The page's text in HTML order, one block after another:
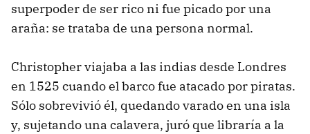
superpoder de ser rico ni fue picado por una
araña: se trataba de una persona normal.
Christopher viajaba a las indias desde Londres
en 1525 cuando el barco fue atacado por piratas.
Sólo sobrevivió él, quedando varado en una isla
y, sujetando una calavera, juró que libraría a la